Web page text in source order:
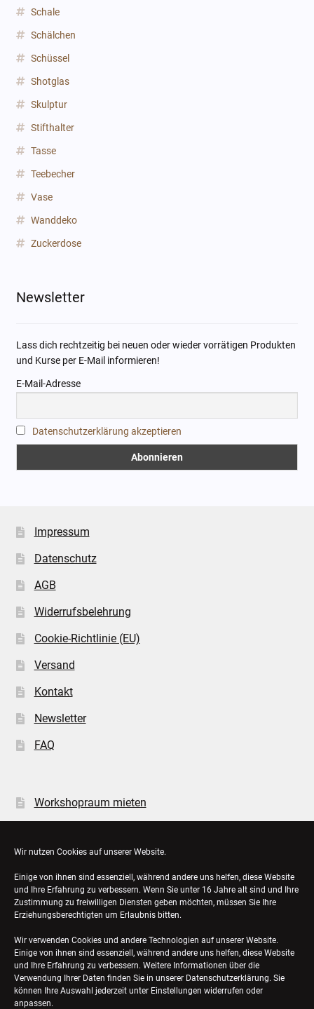
Wir nutzen Cookies auf unserer Website.
Einige von ihnen sind essenziell, während andere uns helfen, diese Website
und Ihre Erfahrung zu verbessern. Wenn Sie unter 16 Jahre alt sind und Ihre
Zustimmung zu freiwilligen Diensten geben möchten, müssen Sie Ihre
Erziehungsberechtigten um Erlaubnis bitten.
Wir verwenden Cookies und andere Technologien auf unserer Website.
Einige von ihnen sind essenziell, während andere uns helfen, diese Website
und Ihre Erfahrung zu verbessern. Weitere Informationen über die
Verwendung Ihrer Daten finden Sie in unserer Datenschutzerklärung. Sie
können Ihre Auswahl jederzeit unter Einstellungen widerrufen oder
anpassen.
Schale
Schälchen
Schüssel
Shotglas
Skulptur
Stifthalter
Tasse
Teebecher
Vase
Wanddeko
Zuckerdose
Newsletter
Lass dich rechtzeitig bei neuen oder wieder vorrätigen Produkten
und Kurse per E-Mail informieren!
E-Mail-Adresse
Datenschutzerklärung akzeptieren
Impressum
Datenschutz
AGB
Widerrufsbelehrung
Cookie-Richtlinie (EU)
Versand
Kontakt
Newsletter
FAQ
Workshopraum mieten
Bestellungen
Konto-Details